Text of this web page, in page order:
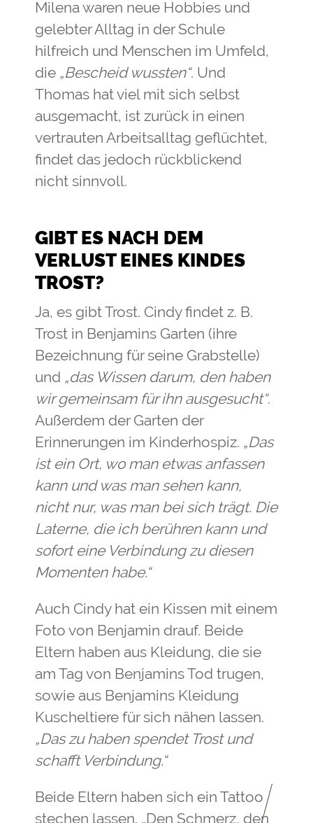
Milena waren neue Hobbies und
gelebter Alltag in der Schule
hilfreich und Menschen im Umfeld,
die „Bescheid wussten“. Und
Thomas hat viel mit sich selbst
ausgemacht, ist zurück in einen
vertrauten Arbeitsalltag geflüchtet,
findet das jedoch rückblickend
nicht sinnvoll.
GIBT ES NACH DEM
VERLUST EINES KINDES
TROST?
Ja, es gibt Trost. Cindy findet z. B.
Trost in Benjamins Garten (ihre
Bezeichnung für seine Grabstelle)
und „das Wissen darum, den haben
wir gemeinsam für ihn ausgesucht“.
Außerdem der Garten der
Erinnerungen im Kinderhospiz. „Das
ist ein Ort, wo man etwas anfassen
kann und was man sehen kann,
nicht nur, was man bei sich trägt. Die
Laterne, die ich berühren kann und
sofort eine Verbindung zu diesen
Momenten habe.“
Auch Cindy hat ein Kissen mit einem
Foto von Benjamin drauf. Beide
Eltern haben aus Kleidung, die sie
am Tag von Benjamins Tod trugen,
sowie aus Benjamins Kleidung
Kuscheltiere für sich nähen lassen.
„Das zu haben spendet Trost und
schafft Verbindung.“
Beide Eltern haben sich ein Tattoo
stechen lassen. „Den Schmerz, den